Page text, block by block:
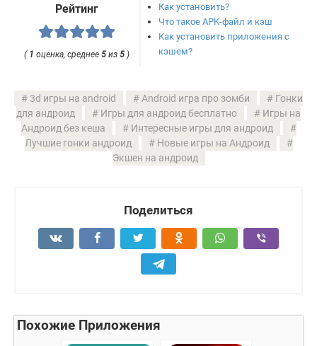
Рейтинг
( 1 оценка, среднее5 из5 )
Как установить?
Что такое APK-файл и кэш
Как установить приложения с
кэшем?
3d игры на android Android игра про зомби
Гонки
для андроид
Игры для андроид бесплатно
Игры на
Андроид без кеша
Интересные игры для андроид
Лучшие гонки андроид
Новые игры на Андроид
Экшен на андроид
Поделиться
Похожие Приложения